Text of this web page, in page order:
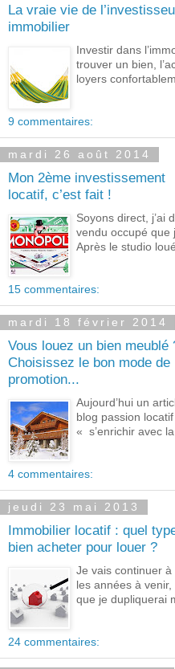
La vraie vie de
immobilier
Investir dans
trouver un bien,
loyers
9 commentaires:
mardi 26 août 2014
Mon 2ème investissement
locatif, c’est fait !
Soyons direct, j’ai
vendu occupé que
Après le studio
15 commentaires:
mardi 18 février 2014
Vous louez un bien meublé
Choisissez le bon mode de
promotion...
Aujourd’hui un
blog passion
« s’enrichir avec la
4 commentaires:
jeudi 23 mai 2013
Immobilier locatif : quel
bien acheter pour louer ?
Je vais continuer à
les années à
que je dupliquerai
24 commentaires: